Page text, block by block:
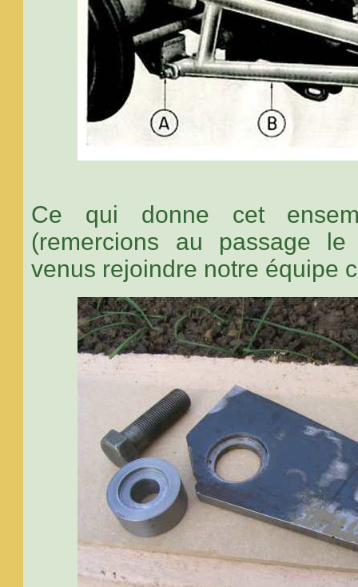
Ce qui donne cet
(remercions au passage
venus rejoindre notre équipe